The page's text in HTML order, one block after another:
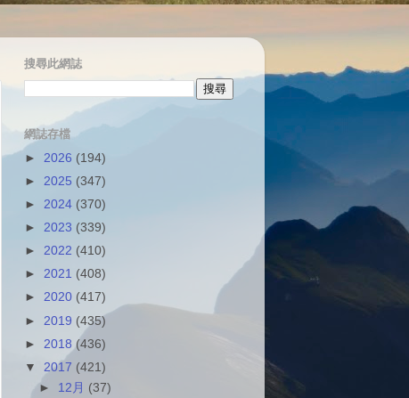
搜尋此網誌
網誌存檔
► 2026 (194)
► 2025 (347)
► 2024 (370)
► 2023 (339)
► 2022 (410)
► 2021 (408)
► 2020 (417)
► 2019 (435)
► 2018 (436)
▼ 2017 (421)
► 12月 (37)